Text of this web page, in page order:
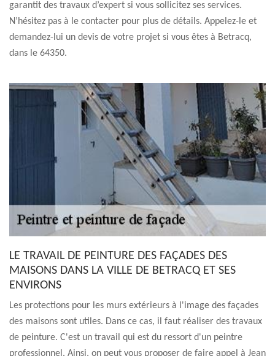
garantit des travaux d’expert si vous sollicitez ses services.
N’hésitez pas à le contacter pour plus de détails. Appelez-le et
demandez-lui un devis de votre projet si vous êtes à Betracq,
dans le 64350.
LE TRAVAIL DE PEINTURE DES FAÇADES DES
MAISONS DANS LA VILLE DE BETRACQ ET SES
ENVIRONS
Les protections pour les murs extérieurs à l'image des façades
des maisons sont utiles. Dans ce cas, il faut réaliser des travaux
de peinture. C'est un travail qui est du ressort d'un peintre
professionnel. Ainsi, on peut vous proposer de faire appel à Jean